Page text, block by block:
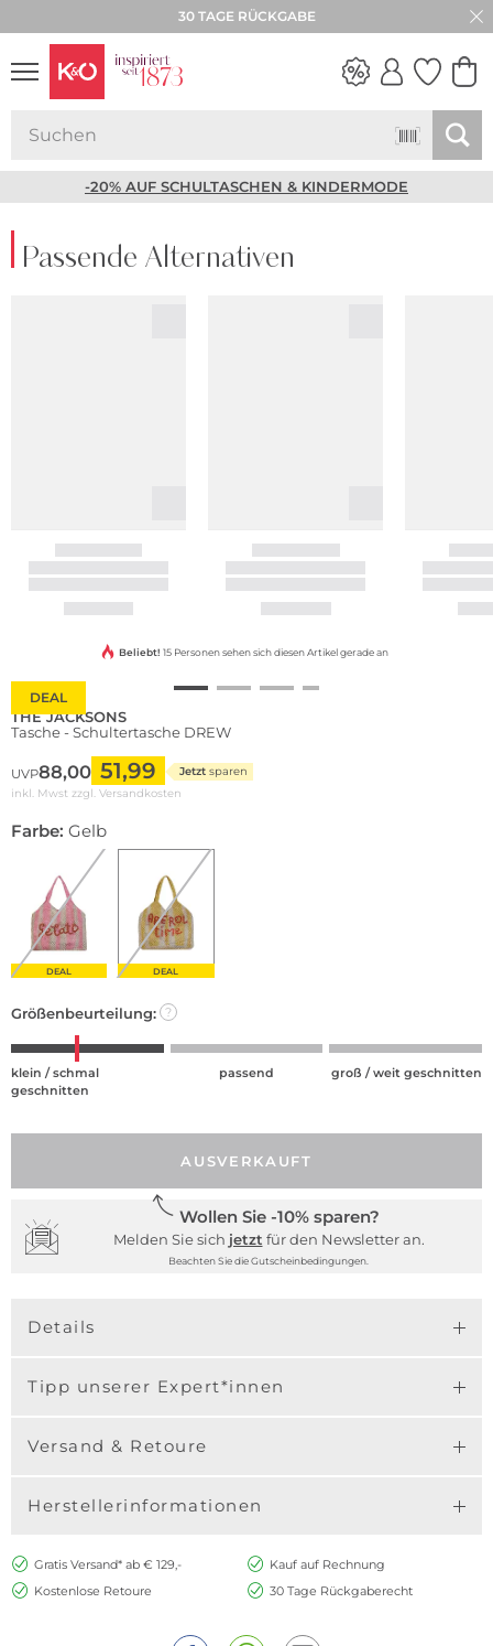
30 TAGE RÜCKGABE
-20% AUF SCHULTASCHEN & KINDERMODE
Passende Alternativen
DEAL
Beliebt! 15 Personen sehen sich diesen Artikel gerade an
THE JACKSONS
Tasche - Schultertasche DREW
UVP88,00 51,99 Jetzt sparen
inkl. Mwst zzgl. Versandkosten
Farbe: Gelb
DEAL DEAL
Größenbeurteilung: ?
klein / schmal
geschnitten
passend groß / weit geschnitten
AUSVERKAUFT
Wollen Sie -10% sparen?
Melden Sie sich jetzt für den Newsletter an.
Beachten Sie die Gutscheinbedingungen.
Details
Tipp unserer Expert*innen
Versand & Retoure
Herstellerinformationen
Gratis Versand* ab € 129,-
Kauf auf Rechnung
Kostenlose Retoure
30 Tage Rückgaberecht